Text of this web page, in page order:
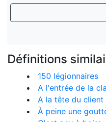
Définitions
150 légionnaires
A l'entrée de la
A la tête du client
À peine une